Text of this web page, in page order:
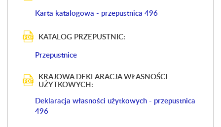
Karta katalogowa - przepustnica 496
KATALOG PRZEPUSTNIC:
Przepustnice
KRAJOWA DEKLARACJA WŁASNOŚCI
UŻYTKOWYCH:
Deklaracja własności użytkowych - przepustnica
496